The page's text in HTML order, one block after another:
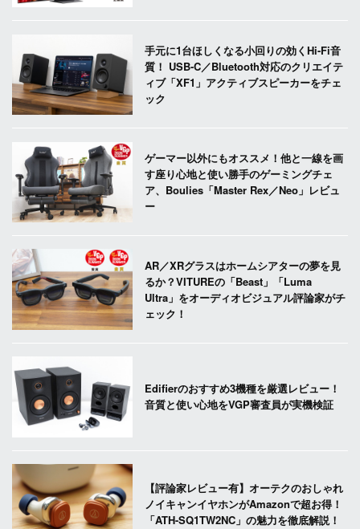
手元に1台ほしくなる小回りの効くHi-Fi音
質！ USB-C／Bluetooth対応のクリエイテ
ィブ「XF1」アクティブスピーカーをチェ
ック
ゲーマー以外にもオススメ！他と一線を画
す座り心地と使い勝手のゲーミングチェ
ア、Boulies「Master Rex／Neo」レビュ
ー
AR／XRグラスはホームシアターの夢を見
るか？VITUREの「Beast」「Luma
Ultra」をオーディオビジュアル評論家がチ
ェック！
Edifierのおすすめ3機種を厳選レビュー！
音質と使い心地をVGP審査員が実機検証
【評論家レビュー有】オーテクのおしゃれ
ノイキャンイヤホンがAmazonで超お得！
「ATH-SQ1TW2NC」の魅力を徹底解説！